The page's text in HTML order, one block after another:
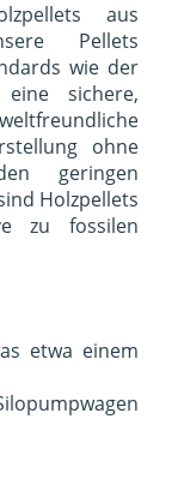
aus
Pellets
wie der
sichere,
ohne
geringen
Holzpellets
zu fossilen
etwa einem